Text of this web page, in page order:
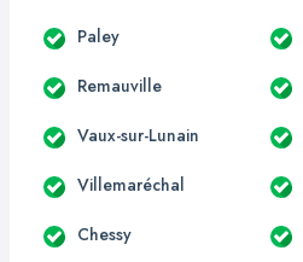
Paley
Remauville
Vaux-sur-Lunain
Villemaréchal
Chessy